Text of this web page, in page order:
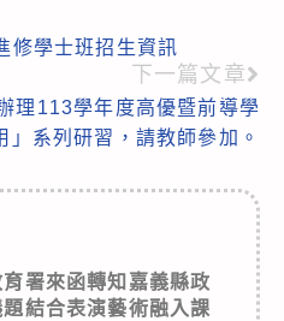
修學士班招生資訊
下一篇文章
理113學年度高優暨前導學
系列研習，請教師參加。
署來函轉知嘉義縣政
結合表演藝術融入課